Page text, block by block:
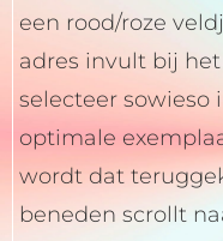
een rood/roze
adres invult bij
selecteer
optimale
wordt dat
beneden scrollt